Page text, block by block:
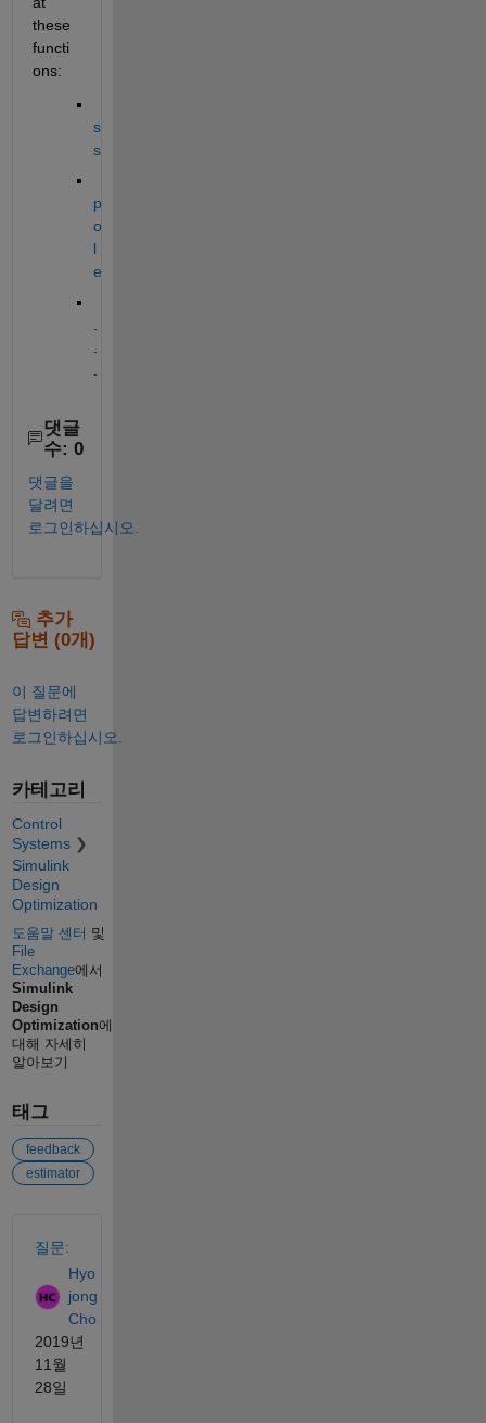
these
functi
ons:
s
s
p
o
l
e
댓글
수: 0
댓글을
달려면
로그인하십시오.
추가
답변 (0개)
이 질문에
답변하려면
로그인하십시오.
카테고리
Control
Systems
Simulink
Design
Optimization
도움말 센터 및
File
Exchange에서
Simulink
Design
Optimization에
대해 자세히
알아보기
태그
feedback
estimator
질문:
Hyo
jong
Cho
2019년
11월
28일